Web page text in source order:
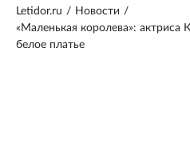
Letidor.ru / Новости /
«Маленькая королева»: актриса
белое платье